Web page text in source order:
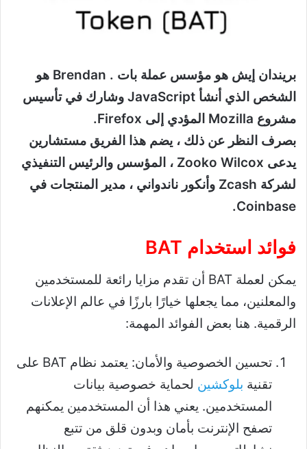
بريندان إيش هو مؤسس عملة بات . Brendan هو
الشخص الذي أنشأ JavaScript وشارك في تأسيس
مشروع Mozilla المؤدي إلى Firefox.
بصرف النظر عن ذلك ، يضم هذا الفريق مستشارين
يدعى Zooko Wilcox ، المؤسس والرئيس التنفيذي
لشركة Zcash وأنكور ناندواني ، مدير المنتجات في
Coinbase.
فوائد استخدام BAT
يمكن لعملة BAT أن تقدم مزايا رائعة للمستخدمين
والمعلنين، مما يجعلها خيارًا بارزًا في عالم الإعلانات
الرقمية. هنا بعض الفوائد المهمة:
تحسين الخصوصية والأمان: يعتمد نظام BAT على
تقنية بلوكشين لحماية خصوصية بيانات
المستخدمين. يعني هذا أن المستخدمين يمكنهم
تصفح الإنترنت بأمان وبدون قلق من تتبع